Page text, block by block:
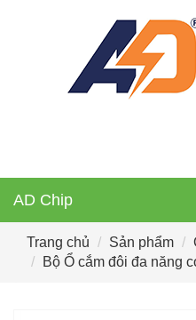
AD Chip
Trang chủ Sản phẩm
Bộ Ổ cắm đôi đa năng